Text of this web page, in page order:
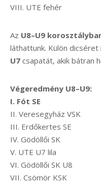
VIII. UTE fehér
Az U8–U9
láthattunk. Külön dicséret
U7 csapatát, akik bátran
Végeredmény U8–U9:
I. Fót SE
II. Veresegyház VSK
III. Erdőkertes SE
IV. Gödöllői SK
V. UTE U7 lila
VI. Gödöllői SK U8
VII. Csömör KSK